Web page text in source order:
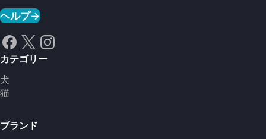
ヘルプ→
カテゴリー
犬
猫
ブランド